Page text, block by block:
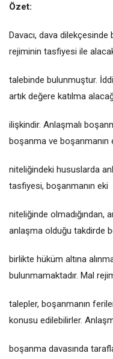
Özet:
Davacı, dava dilekçesinde
rejiminin tasfiyesi ile
talebinde bulunmuştur.
artık değere katılma
ilişkindir. Anlaşmalı
boşanma ve boşanmanın
niteliğindeki hususlarda
tasfiyesi, boşanmanın eki
niteliğinde olmadığından,
anlaşma olduğu takdirde
birlikte hüküm altına
bulunmamaktadır. Mal
talepler, boşanmanın
konusu edilebilirler.
boşanma davasında